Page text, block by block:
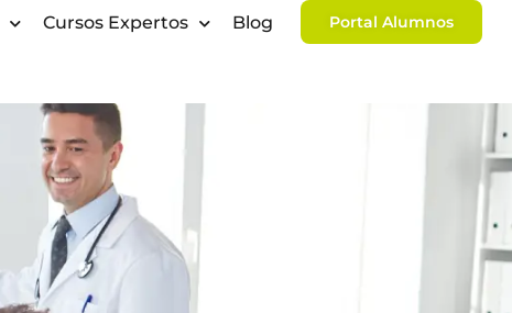
Cursos Expertos Blog Portal Alumnos